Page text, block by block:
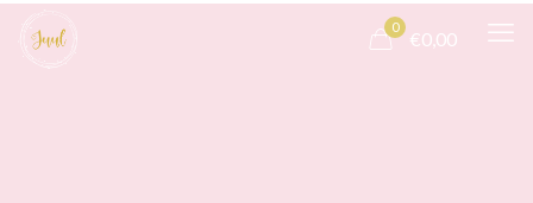
0
€0,00